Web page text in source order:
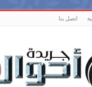
اتصل بنا